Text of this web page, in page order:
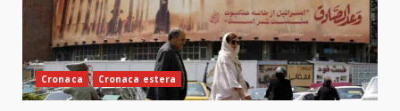
Cronaca Cronaca estera